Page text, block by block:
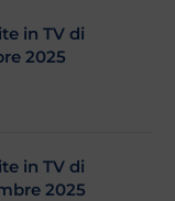
in TV di
2025
in TV di
2025